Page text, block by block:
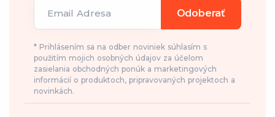
Email Adresa Odoberať
* Prihlásením sa na odber noviniek súhlasím s
použitím mojich osobných údajov za účelom
zasielania obchodných ponúk a marketingových
informácií o produktoch, pripravovaných projektoch a
novinkách.